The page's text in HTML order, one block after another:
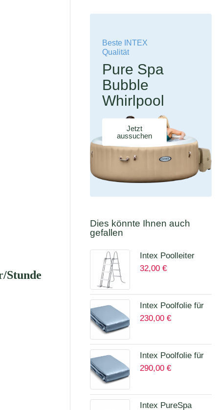
Stunde
Beste INTEX
Qualität
Pure Spa
Bubble
Whirlpool
Jetzt
aussuchen
Dies könnte Ihnen auch
gefallen
Intex Poolleiter
höhe bis 107 cm
32,00€
Intex Poolfolie für
Prism Quadra 400
12135A
230,00€
Intex Poolfolie für
Prism Frame Ø
Art.12457A
290,00€
Intex PureSpa